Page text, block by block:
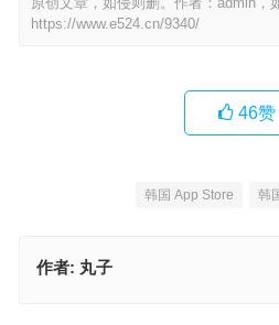
https://www.e524.cn/9340/
46赞
韩国 App Store 韩
作者: 丸子